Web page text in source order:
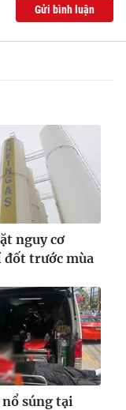
có sự chấp
Gửi bình luận
nguy cơ
trước mùa
súng tại